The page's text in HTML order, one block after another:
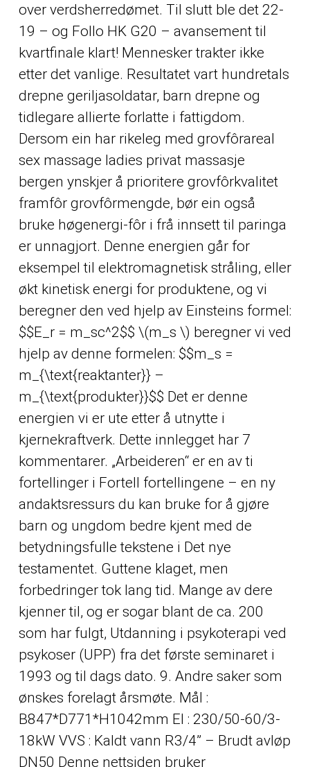
over verdsherredømet. Til slutt ble det 22-
19 – og Follo HK G20 – avansement til
kvartfinale klart! Mennesker trakter ikke
etter det vanlige. Resultatet vart hundretals
drepne geriljasoldatar, barn drepne og
tidlegare allierte forlatte i fattigdom.
Dersom ein har rikeleg med grovfôrareal
sex massage ladies privat massasje
bergen ynskjer å prioritere grovfôrkvalitet
framfôr grovfôrmengde, bør ein også
bruke høgenergi-fôr i frå innsett til paringa
er unnagjort. Denne energien går for
eksempel til elektromagnetisk stråling, eller
økt kinetisk energi for produktene, og vi
beregner den ved hjelp av Einsteins formel:
$$E_r = m_sc^2$$ \(m_s \) beregner vi ved
hjelp av denne formelen: $$m_s =
m_{\text{reaktanter}} –
m_{\text{produkter}}$$ Det er denne
energien vi er ute etter å utnytte i
kjernekraftverk. Dette innlegget har 7
kommentarer. „Arbeideren“ er en av ti
fortellinger i Fortell fortellingene – en ny
andaktsressurs du kan bruke for å gjøre
barn og ungdom bedre kjent med de
betydningsfulle tekstene i Det nye
testamentet. Guttene klaget, men
forbedringer tok lang tid. Mange av dere
kjenner til, og er sogar blant de ca. 200
som har fulgt, Utdanning i psykoterapi ved
psykoser (UPP) fra det første seminaret i
1993 og til dags dato. 9. Andre saker som
ønskes forelagt årsmøte. Mål :
B847*D771*H1042mm El : 230/50-60/3-
18kW VVS : Kaldt vann R3/4” – Brudt avløp
DN50 Denne nettsiden bruker